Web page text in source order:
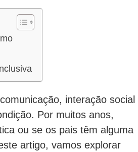
interação social
Por muitos anos,
ou se os pais têm alguma
artigo, vamos explorar